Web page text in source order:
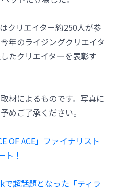
クリエイター約250人が参
年のライジングクリエイタ
たクリエイターを表彰す
材によるものです。写真に
めご了承ください。
OF ACE」ファイナリスト
！
超話題となった「ティラ